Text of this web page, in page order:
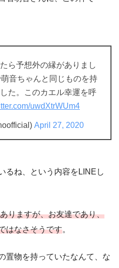
ら予想外の縁がありまし
音ちゃんと同じものを持
た。このカエル幸運を呼
uwdXtrWUm4
April 27, 2020
るね、という内容をLINEし
りますが、お友達であり、
はなさそうです。
置物を持っていたなんて、な